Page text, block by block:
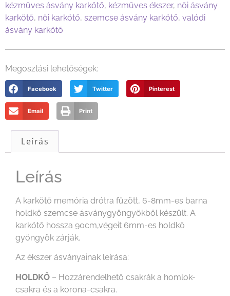
kézműves ásvány karkötő, kézműves ékszer, női ásvány
karkötő, női karkötő, szemcse ásvány karkötő, valódi
ásvány karkötő
Megosztási lehetőségek:
Facebook Twitter Pinterest
Email Print
Leírás
Leírás
A karkötő memória drótra fűzött, 6-8mm-es barna
holdkő szemcse ásványgyöngyökből készült. A
karkötő hossza 90cm,végeit 6mm-es holdkő
gyöngyök zárják.
Az ékszer ásványainak leírása:
HOLDKŐ – Hozzárendelhető csakrák a homlok-
csakra és a korona-csakra.